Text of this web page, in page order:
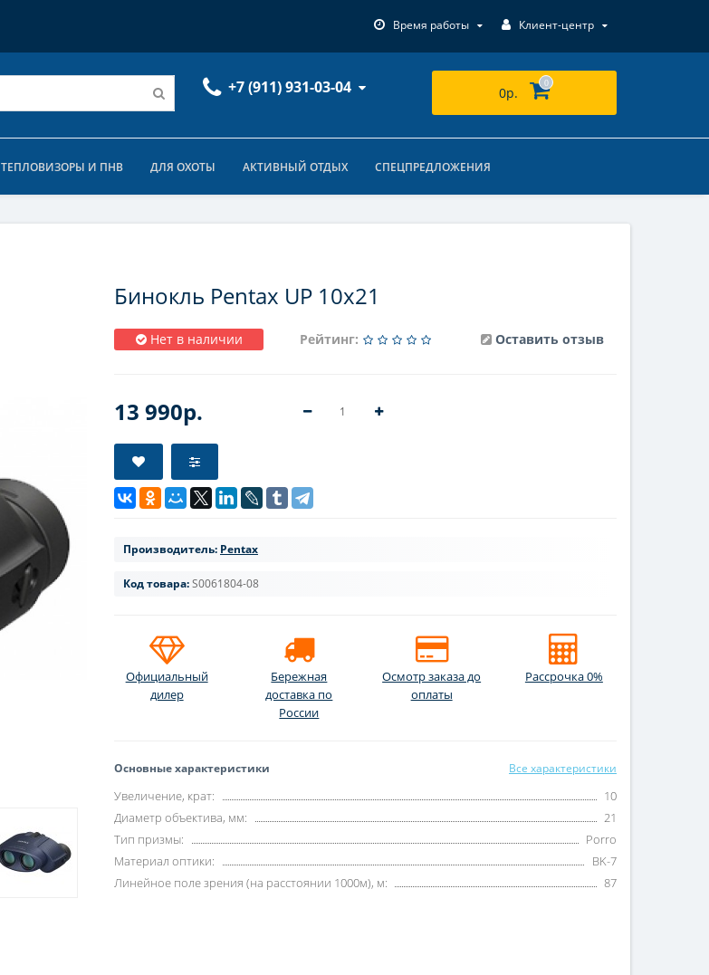
Время работы Клиент-центр
+7 (911) 931-03-04 0р.
0
ТЕПЛОВИЗОРЫ И ПНВ ДЛЯ ОХОТЫ АКТИВНЫЙ ОТДЫХ СПЕЦПРЕДЛОЖЕНИЯ
Бинокль Pentax UP 10x21
Нет в наличии Рейтинг: Оставить отзыв
13 990р.
Производитель: Pentax
Код товара:S0061804-08
Официальный
дилер
Бережная
доставка по
России
Осмотр заказа до
оплаты
Рассрочка 0%
Основные характеристики Все характеристики
Увеличение, крат:
10
Диаметр объектива, мм:
21
Тип призмы:
Porro
Материал оптики:
BK-7
Линейное поле зрения (на расстоянии 1000м), м:
87